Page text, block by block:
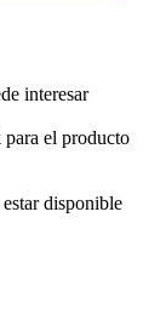
para el producto
disponible